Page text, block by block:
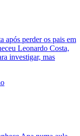
após perder os pais em
Leonardo Costa,
investigar, mas